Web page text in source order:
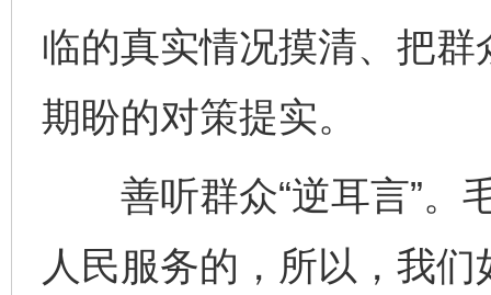
临的真实情况摸清、把
期盼的对策提实。
善听群众“逆耳言”。
人民服务的，所以，我